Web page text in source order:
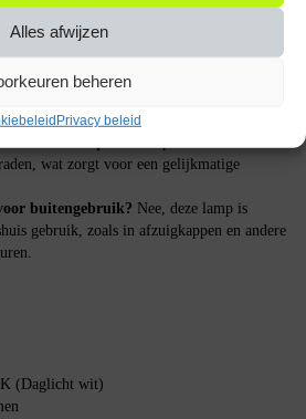
Alles afwijzen
beheren
Privacy beleid
van helder licht.
wat zorgt voor een gelijkmatige
buitengebruik? Nee, deze lamp is
gebruik, zoals in afzuigkappen en andere
(Daglicht wit)